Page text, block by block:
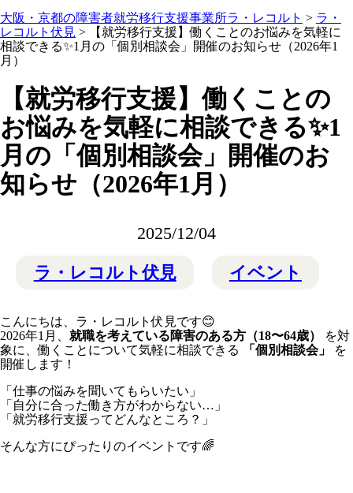
大阪・京都の障害者就労移行支援事業所ラ・レコルト > ラ・
レコルト伏見 >
【就労移行支援】働くことのお悩みを気軽に
相談できる✨1月の「個別相談会」開催のお知らせ（2026年1
月）
【就労移行支援】働くことの
お悩みを気軽に相談できる✨1
月の「個別相談会」開催のお
知らせ（2026年1月）
2025/12/04
ラ・レコルト伏見
イベント
こんにちは、ラ・レコルト伏見です😊
2026年1月、 就職を考えている障害のある方（18〜64歳）
を対
象に、働くことについて気軽に相談できる
「個別相談会」
を
開催します！
「仕事の悩みを聞いてもらいたい」
「自分に合った働き方がわからない…」
「就労移行支援ってどんなところ？」
そんな方にぴったりのイベントです🌈